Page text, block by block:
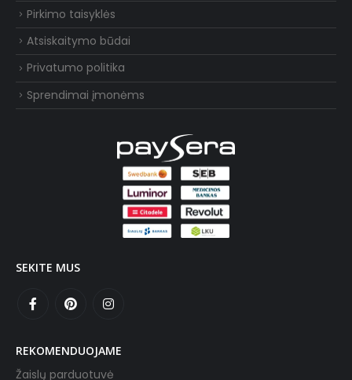
Pirkimo taisyklės
Atsiskaitymo būdai
Privatumo politika
Sprendimai įmonėms
SEKITE MUS
REKOMENDUOJAME
Žaislų parduotuvė